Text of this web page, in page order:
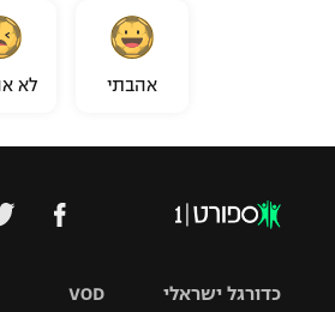
אהבתי לא
VOD כדורגל ישראלי